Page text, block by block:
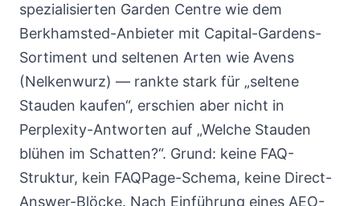
spezialisierten Garden Centre wie dem
Berkhamsted-Anbieter mit Capital-Gardens-
Sortiment und seltenen Arten wie Avens
(Nelkenwurz) — rankte stark für „seltene
Stauden kaufen“, erschien aber nicht in
Perplexity-Antworten auf „Welche Stauden
blühen im Schatten?“. Grund: keine FAQ-
Struktur, kein FAQPage-Schema, keine Direct-
Answer-Blöcke. Nach Einführung eines AEO-